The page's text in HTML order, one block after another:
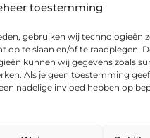
toestemming
gebruiken wij technologieën
op te slaan en/of te raadplegen.
kunnen wij gegevens zoals
Als je geen toestemming
nadelige invloed hebben op
Zaterdag
Zondag